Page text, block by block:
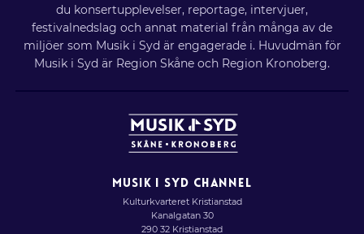
du konsertupplevelser, reportage, intervjuer,
festivalnedslag och annat material från många av de
miljöer som Musik i Syd är engagerade i. Huvudmän för
Musik i Syd är Region Skåne och Region Kronoberg.
MUSIK I SYD CHANNEL
Kulturkvarteret Kristianstad
Kanalgatan 30
290 32 Kristianstad